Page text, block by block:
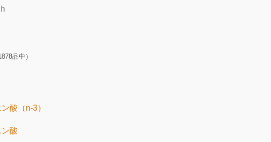
品中）
酸（n-3）
酸